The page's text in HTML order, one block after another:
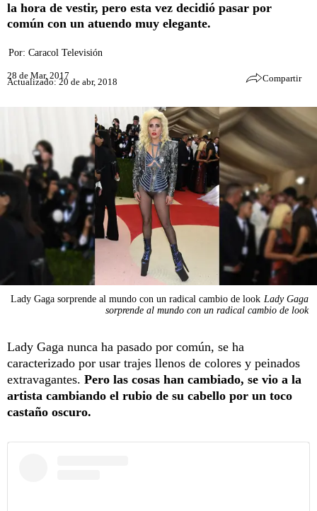
la hora de vestir, pero esta vez decidió pasar por
común con un atuendo muy elegante.
Por: Caracol Televisión
28 de Mar, 2017
Actualizado: 20 de abr, 2018 Compartir
Lady Gaga sorprende al mundo con un radical cambio de look Lady Gaga
sorprende al mundo con un radical cambio de look
Lady Gaga nunca ha pasado por común, se ha
caracterizado por usar trajes llenos de colores y peinados
extravagantes. Pero las cosas han cambiado, se vio a la
artista cambiando el rubio de su cabello por un toco
castaño oscuro.